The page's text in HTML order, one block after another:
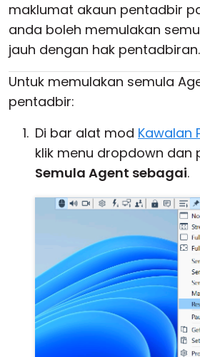
maklumat akaun pentadbir
anda boleh memulakan
jauh dengan hak pentadbiran.
Untuk memulakan semula
pentadbir:
Di bar alat mod Kawalan
klik menu dropdown dan
Semula Agent sebagai.